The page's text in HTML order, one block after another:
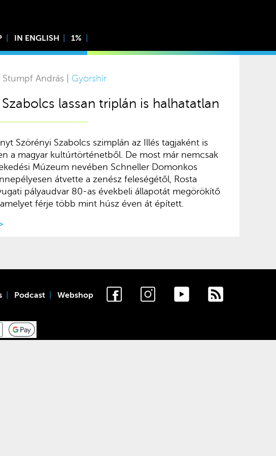
IN ENGLISH 1%
András | Gyorshír
lassan triplán is halhatatlan
Szörényi Szabolcs szimplán az Illés tagjaként is
a magyar kultúrtörténetből. De most már nemcsak
Múzeum nevében Schneller Domonkos
átvette a zenész feleségétől, Rosta
pályaudvar 80-as évekbeli állapotát megörökítő
férje több mint húsz éven át épített.
Podcast Webshop